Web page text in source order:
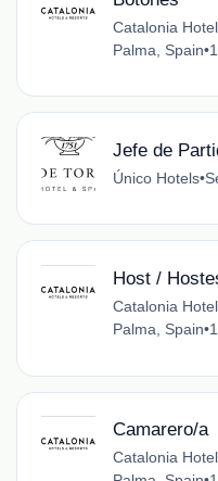
Catalonia
Palma, Spain•
Jefe de
Único Hotels•
Host /
Catalonia
Palma, Spain•
Camarero/a
Catalonia